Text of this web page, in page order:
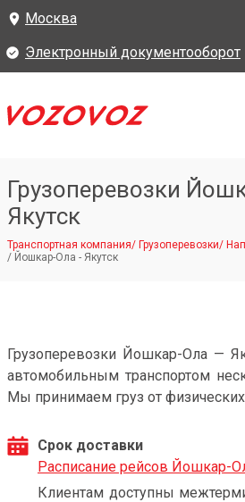
Москва
Электронный документооборот
Грузоперевозки
Якутск
Транспортная компания/ Грузоперевозки/
/ Йошкар-Ола - Якутск
Грузоперевозки Йошкар-Ола —
автомобильным транспортом
Мы принимаем груз от
Срок доставки
Расписание рейсов Йошкар-
Клиентам доступны